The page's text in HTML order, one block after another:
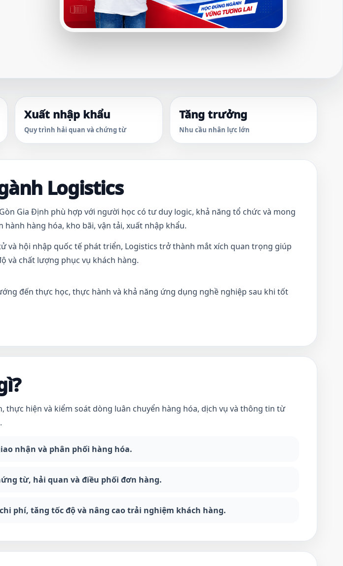
Xuất nhập khẩu
Quy trình hải quan và chứng từ
Tăng trưởng
Nhu cầu nhân lực lớn
Logistics
Gia Định phù hợp với người học có tư duy logic, khả năng tổ chức và mong
hàng hóa, kho bãi, vận tải, xuất nhập khẩu.
và hội nhập quốc tế phát triển, Logistics trở thành mắt xích quan trọng giúp
và chất lượng phục vụ khách hàng.
đến thực học, thực hành và khả năng ứng dụng nghề nghiệp sau khi tốt
thực hiện và kiểm soát dòng luân chuyển hàng hóa, dịch vụ và thông tin từ
nhận và phân phối hàng hóa.
từ, hải quan và điều phối đơn hàng.
phí, tăng tốc độ và nâng cao trải nghiệm khách hàng.